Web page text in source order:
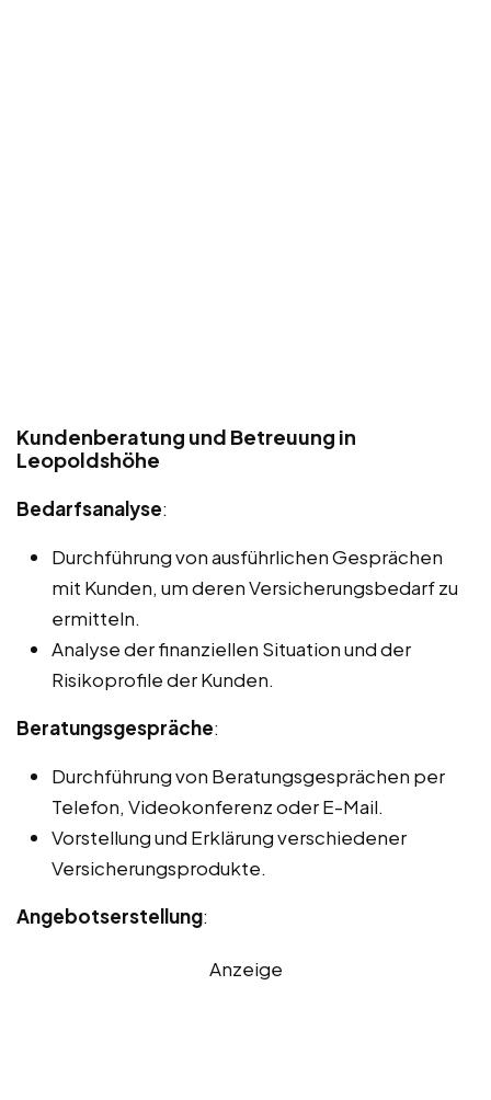
Kundenberatung und Betreuung in
Leopoldshöhe
Bedarfsanalyse:
Durchführung von ausführlichen Gesprächen
mit Kunden, um deren Versicherungsbedarf zu
ermitteln.
Analyse der finanziellen Situation und der
Risikoprofile der Kunden.
Beratungsgespräche:
Durchführung von Beratungsgesprächen per
Telefon, Videokonferenz oder E-Mail.
Vorstellung und Erklärung verschiedener
Versicherungsprodukte.
Angebotserstellung:
Anzeige